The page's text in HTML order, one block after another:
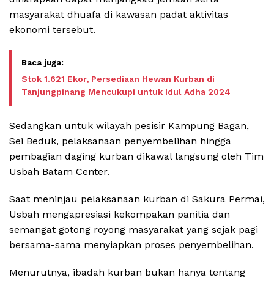
masyarakat dhuafa di kawasan padat aktivitas
ekonomi tersebut.
Stok 1.621 Ekor, Persediaan Hewan Kurban di
Tanjungpinang Mencukupi untuk Idul Adha 2024
Sedangkan untuk wilayah pesisir Kampung Bagan,
Sei Beduk, pelaksanaan penyembelihan hingga
pembagian daging kurban dikawal langsung oleh Tim
Usbah Batam Center.
Saat meninjau pelaksanaan kurban di Sakura Permai,
Usbah mengapresiasi kekompakan panitia dan
semangat gotong royong masyarakat yang sejak pagi
bersama-sama menyiapkan proses penyembelihan.
Menurutnya, ibadah kurban bukan hanya tentang